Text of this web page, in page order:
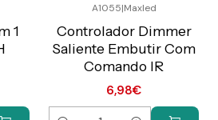
1
C/IVA
A1055|Maxled
Controlador Dimmer
Saliente Embutir Com
Comando IR
6,98€